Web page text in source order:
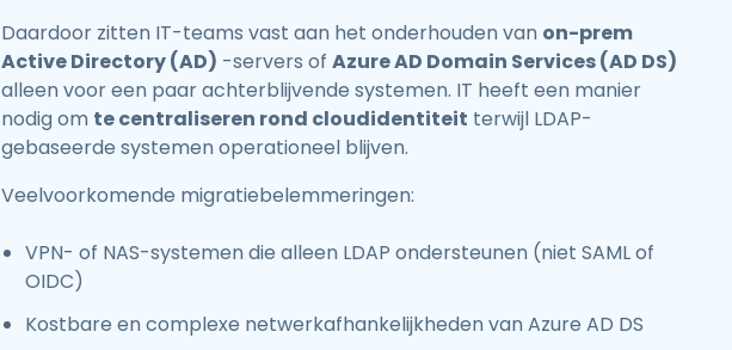
Daardoor zitten IT-teams vast aan het onderhouden van on-prem
Active Directory (AD) -servers of Azure AD Domain Services (AD DS)
alleen voor een paar achterblijvende systemen. IT heeft een manier
nodig om te centraliseren rond cloudidentiteit terwijl LDAP-
gebaseerde systemen operationeel blijven.
Veelvoorkomende migratiebelemmeringen:
VPN- of NAS-systemen die alleen LDAP ondersteunen (niet SAML of
OIDC)
Kostbare en complexe netwerkafhankelijkheden van Azure AD DS